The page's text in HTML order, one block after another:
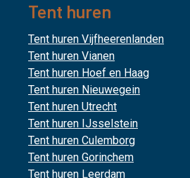
Tent huren
Tent huren Vijfheerenlanden
Tent huren Vianen
Tent huren Hoef en Haag
Tent huren Nieuwegein
Tent huren Utrecht
Tent huren IJsselstein
Tent huren Culemborg
Tent huren Gorinchem
Tent huren Leerdam